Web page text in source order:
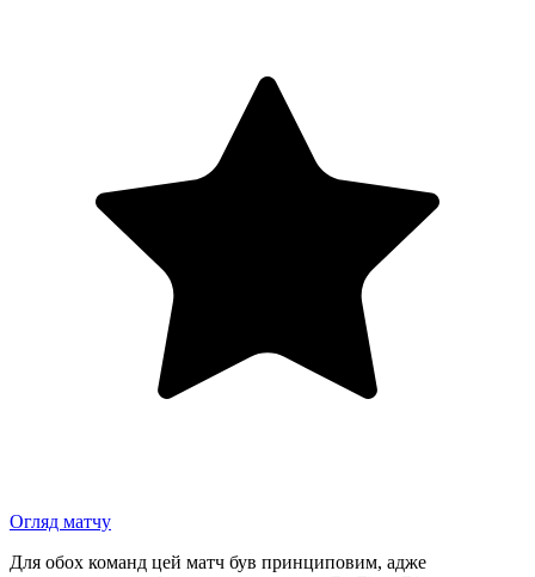
Огляд матчу
Для обох команд цей матч був принциповим, адже